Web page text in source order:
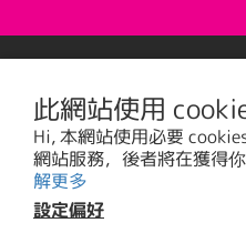
此網站使用
Hi, 本網站使用必要
網站服務，後者將在獲得
解更多
設定偏好
台視文化事業股份有限公司版權所有 ©
Rights Reserved.